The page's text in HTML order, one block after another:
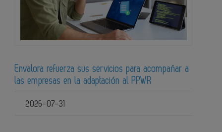
Envalora refuerza sus servicios para acompañar a
las empresas en la adaptación al PPWR
2026-07-31